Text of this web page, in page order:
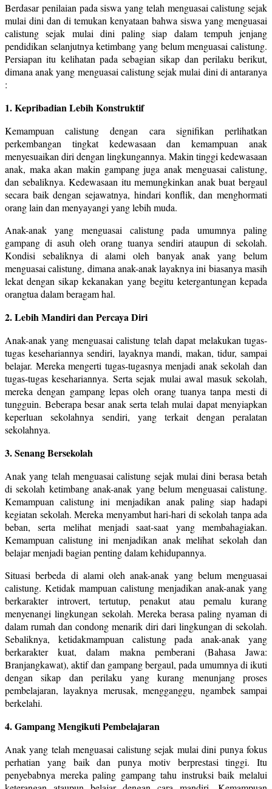
Berdasar penilaian pada siswa yang telah menguasai calistung sejak
mulai dini dan di temukan kenyataan bahwa siswa yang menguasai
calistung sejak mulai dini paling siap dalam tempuh jenjang
pendidikan selanjutnya ketimbang yang belum menguasai calistung.
Persiapan itu kelihatan pada sebagian sikap dan perilaku berikut,
dimana anak yang menguasai calistung sejak mulai dini di antaranya
:
1. Kepribadian Lebih Konstruktif
Kemampuan calistung dengan cara signifikan perlihatkan
perkembangan tingkat kedewasaan dan kemampuan anak
menyesuaikan diri dengan lingkungannya. Makin tinggi kedewasaan
anak, maka akan makin gampang juga anak menguasai calistung,
dan sebaliknya. Kedewasaan itu memungkinkan anak buat bergaul
secara baik dengan sejawatnya, hindari konflik, dan menghormati
orang lain dan menyayangi yang lebih muda.
Anak-anak yang menguasai calistung pada umumnya paling
gampang di asuh oleh orang tuanya sendiri ataupun di sekolah.
Kondisi sebaliknya di alami oleh banyak anak yang belum
menguasai calistung, dimana anak-anak layaknya ini biasanya masih
lekat dengan sikap kekanakan yang begitu ketergantungan kepada
orangtua dalam beragam hal.
2. Lebih Mandiri dan Percaya Diri
Anak-anak yang menguasai calistung telah dapat melakukan tugas-
tugas kesehariannya sendiri, layaknya mandi, makan, tidur, sampai
belajar. Mereka mengerti tugas-tugasnya menjadi anak sekolah dan
tugas-tugas kesehariannya. Serta sejak mulai awal masuk sekolah,
mereka dengan gampang lepas oleh orang tuanya tanpa mesti di
tungguin. Beberapa besar anak serta telah mulai dapat menyiapkan
keperluan sekolahnya sendiri, yang terkait dengan peralatan
sekolahnya.
3. Senang Bersekolah
Anak yang telah menguasai calistung sejak mulai dini berasa betah
di sekolah ketimbang anak-anak yang belum menguasai calistung.
Kemampuan calistung ini menjadikan anak paling siap hadapi
kegiatan sekolah. Mereka menyambut hari-hari di sekolah tanpa ada
beban, serta melihat menjadi saat-saat yang membahagiakan.
Kemampuan calistung ini menjadikan anak melihat sekolah dan
belajar menjadi bagian penting dalam kehidupannya.
Situasi berbeda di alami oleh anak-anak yang belum menguasai
calistung. Ketidak mampuan calistung menjadikan anak-anak yang
berkarakter introvert, tertutup, penakut atau pemalu kurang
menyenangi lingkungan sekolah. Mereka berasa paling nyaman di
dalam rumah dan condong menarik diri dari lingkungan di sekolah.
Sebaliknya, ketidakmampuan calistung pada anak-anak yang
berkarakter kuat, dalam makna pemberani (Bahasa Jawa:
Branjangkawat), aktif dan gampang bergaul, pada umumnya di ikuti
dengan sikap dan perilaku yang kurang menunjang proses
pembelajaran, layaknya merusak, mengganggu, ngambek sampai
berkelahi.
4. Gampang Mengikuti Pembelajaran
Anak yang telah menguasai calistung sejak mulai dini punya fokus
perhatian yang baik dan punya motiv berprestasi tinggi. Itu
penyebabnya mereka paling gampang tahu instruksi baik melalui